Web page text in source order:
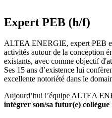
Expert PEB (h/f)
ALTEA ENERGIE, expert PEB
activités autour de la conception
existants, avec comme objectif
Ses 15 ans d’existence lui
excellente notoriété dans le
Aujourd’hui l’équipe ALTEA
intégrer son/sa futur(e) collègue